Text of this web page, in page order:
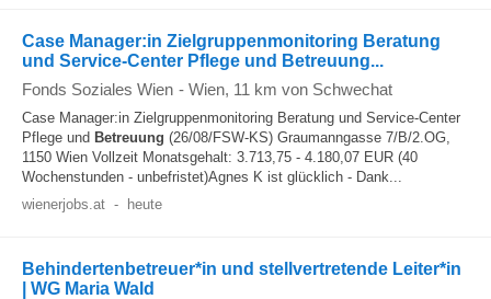
Case Manager:in Zielgruppenmonitoring Beratung
und Service-Center Pflege und Betreuung...
Fonds Soziales Wien - Wien, 11 km von Schwechat
Case Manager:in Zielgruppenmonitoring Beratung und Service-Center
Pflege und Betreuung (26/08/FSW-KS) Graumanngasse 7/B/2.OG,
1150 Wien Vollzeit Monatsgehalt: 3.713,75 - 4.180,07 EUR (40
Wochenstunden - unbefristet)Agnes K ist glücklich - Dank...
wienerjobs.at - heute
Behindertenbetreuer*in und stellvertretende Leiter*in
| WG Maria Wald